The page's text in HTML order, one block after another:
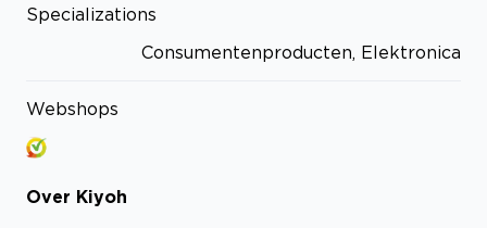
Specializations
Consumentenproducten, Elektronica
Webshops
Over Kiyoh